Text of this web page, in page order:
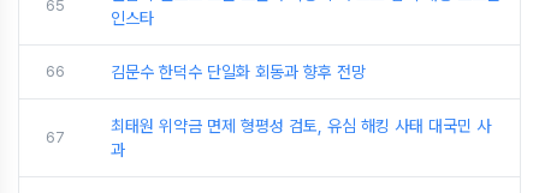
65
인스타
66 김문수 한덕수 단일화 회동과 향후 전망
67
최태원 위약금 면제 형평성 검토, 유심 해킹 사태 대국민 사
과